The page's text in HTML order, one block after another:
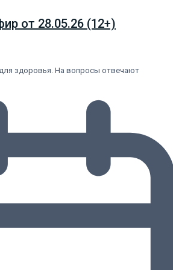
от 28.05.26 (12+)
здоровья. На вопросы отвечают